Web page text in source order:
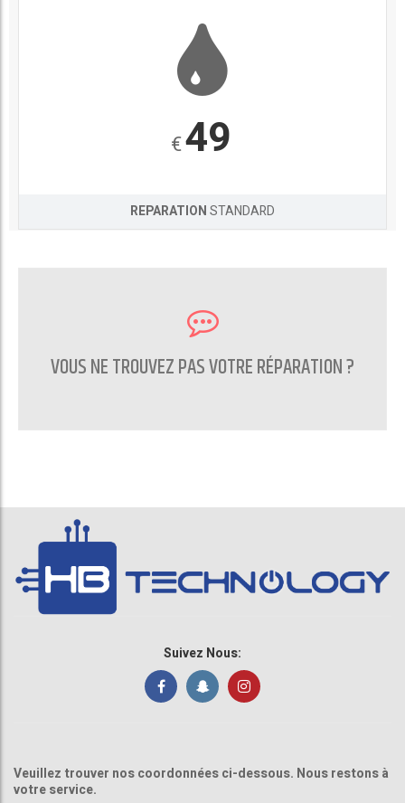
€49
REPARATIONSTANDARD
VOUS NE TROUVEZ PAS VOTRE RÉPARATION ?
CONTACTEZ NOUS
Suivez Nous:
Veuillez trouver nos coordonnées ci-dessous. Nous restons à
votre service.